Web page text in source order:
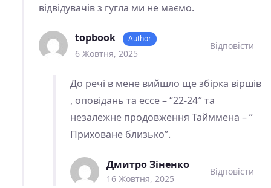
відвідувачів з гугла ми не маємо.
topbook Author
6 Жовтня, 2025
Відповіcти
До речі в мене вийшло ще збірка віршів
, оповідань та ессе – “22-24″ та
незалежне продовження Тайммена – ”
Приховане близько”.
Дмитро Зіненко
16 Жовтня, 2025
Відповіcти